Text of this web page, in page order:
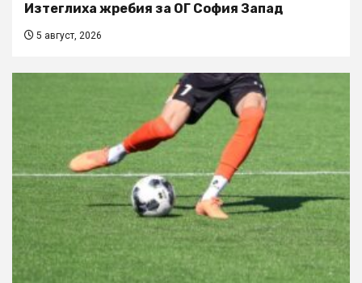
Изтеглиха жребия за ОГ София Запад
5 август, 2026